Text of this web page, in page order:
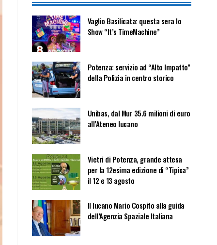
Vaglio Basilicata: questa sera lo
Show “It’s TimeMachine”
Potenza: servizio ad “Alto Impatto”
della Polizia in centro storico
Unibas, dal Mur 35.6 milioni di euro
all’Ateneo lucano
Vietri di Potenza, grande attesa
per la 12esima edizione di “Tipica”
il 12 e 13 agosto
Il lucano Mario Cospito alla guida
dell’Agenzia Spaziale Italiana